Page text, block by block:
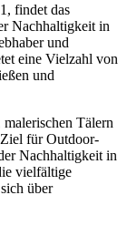
findet das
Nachhaltigkeit in
und
eine Vielzahl von
und
Tälern
für Outdoor-
Nachhaltigkeit in
vielfältige
über